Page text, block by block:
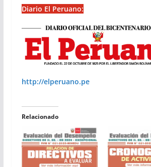
Diario El Peruano:
http://elperuano.pe
Relacionado